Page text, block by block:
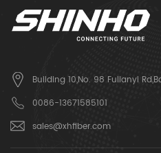
Building 10,No. 98 Fulianyi
0086-13671585101
sales@xhfiber.com